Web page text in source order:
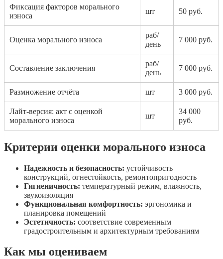
Фиксация факторов морального
износа
шт 50 руб.
Оценка морального износа
раб/
день
7 000 руб.
Составление заключения
раб/
день
7 000 руб.
Размножение отчёта шт 3 000 руб.
Лайт-версия: акт с оценкой
морального износа
шт
34 000
руб.
Критерии оценки морального износа
Надежность и безопасность: устойчивость
конструкций, огнестойкость, ремонтопригодность
Гигиеничность: температурный режим, влажность,
звукоизоляция
Функциональная комфортность: эргономика и
планировка помещений
Эстетичность: соответствие современным
градостроительным и архитектурным требованиям
Как мы оцениваем